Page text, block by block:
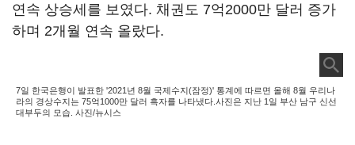
연속 상승세를 보였다. 채권도 7억2000만 달러 증가
하며 2개월 연속 올랐다.
7일 한국은행이 발표한 '2021년 8월 국제수지(잠정)' 통계에 따르면 올해 8월 우리나
라의 경상수지는 75억1000만 달러 흑자를 나타냈다.사진은 지난 1일 부산 남구 신선
대부두의 모습. 사진/뉴시스